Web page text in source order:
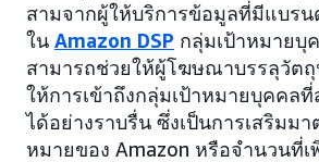
สามจากผู้ให้บริการข้อมูลที่มีแบร
ใน Amazon DSP กลุ่มเป้าหมายบุ
สามารถช่วยให้ผู้โฆษณาบรรลุวัตถุ
ให้การเข้าถึงกลุ่มเป้าหมายบุคคล
ได้อย่างราบรื่น ซึ่งเป็นการเสริมมา
หมายของ Amazon หรือจำนวนที่